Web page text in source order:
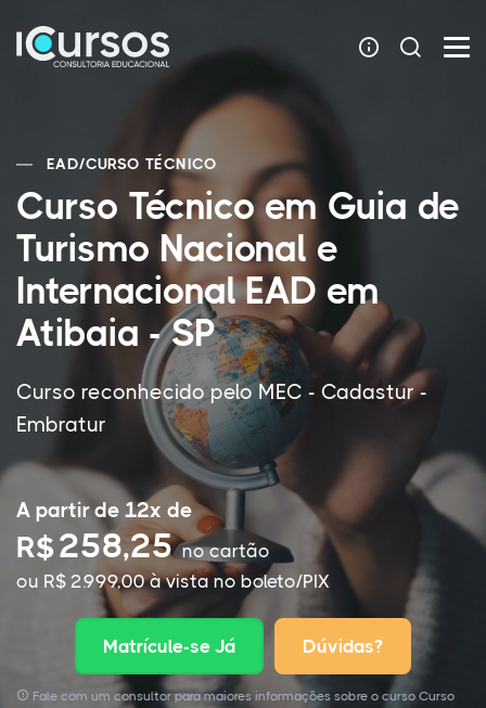
EAD/CURSO TÉCNICO
Curso Técnico em Guia de
Turismo Nacional e
Internacional EAD em
Atibaia - SP
Curso reconhecido pelo MEC - Cadastur -
Embratur
A partir de 12x de
R$258,25no cartão
ou R$ 2.999,00 à vista no boleto/PIX
Matrícule-se Já Dúvidas?
Fale com um consultor para maiores informações sobre o curso Curso